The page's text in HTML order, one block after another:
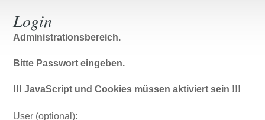
Login
Administrationsbereich.
Bitte Passwort eingeben.
!!! JavaScript und Cookies müssen aktiviert sein !!!
User (optional):